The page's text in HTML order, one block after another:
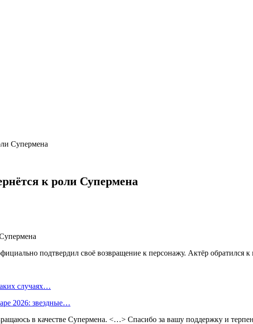
Супермена
к роли Супермена
подтвердил своё возвращение к персонажу. Актёр обратился
случаях…
2026: звездные…
в качестве Супермена. <…> Спасибо за вашу поддержку и